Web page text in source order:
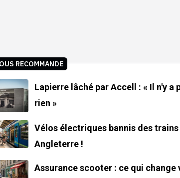
RECOMMANDE
Lapierre lâché par Accell : « Il n'y a
rien »
Vélos électriques bannis des
Angleterre !
Assurance scooter : ce qui change